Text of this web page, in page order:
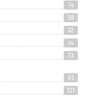
74
58
32
44
33
65
121